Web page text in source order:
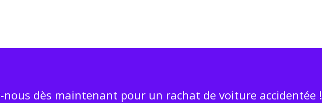
nous dès maintenant pour un rachat de voiture accidentée !